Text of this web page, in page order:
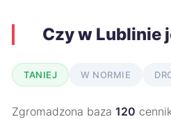
Czy w Lublinie
TANIEJ W NORMIE
Zgromadzona baza 120